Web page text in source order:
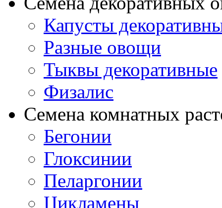
Капусты
Разные овощи
Тыквы декоративные
Физалис
Семена комнатных
Бегонии
Глоксинии
Пеларгонии
Цикламены